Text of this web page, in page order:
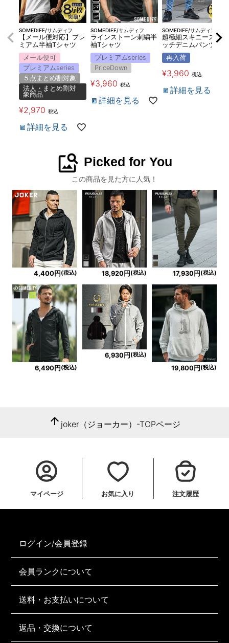
SOMEDIFF/サムディフ
【メール便対応】プレ
ミアム半袖Tシャツ
メール便可
プレミアムseries
５点まとめ割対象
法人・まとめ割対
象商品
¥2,970 税込
詳細を見る
SOMEDIFF/サムディフ
ラインストーン刺繍半
袖Tシャツ
プレミアムseries
PriceDown
¥3,960 税込
詳細を見る
SOMEDIFF/サムディフ
超極細スキニーストレ
ッチデニムパンツ
再入荷
¥3,960 税込
詳細を見る
image_search Picked for You
この商品を見た方に人気！
4,400円 (税込) 18,920円 (税込) 17,930円 (税込)
6,490円 (税込)
6,930円(税込)
19,800円 (税込)
arrow_upward joker（ジョーカー）-TOPページ
マイページ お気に入り 注文履歴
ログイン/会員登録
会員ランクについて
送料・お支払いについて
返品・交換について